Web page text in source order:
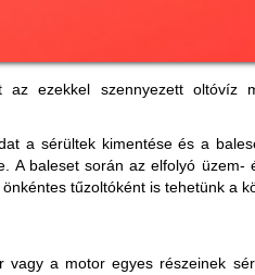
ezekkel szennyezett oltóvíz
a sérültek kimentése és a
A baleset során az elfolyó
tűzoltóként is tehetünk a
vagy a motor egyes részeinek